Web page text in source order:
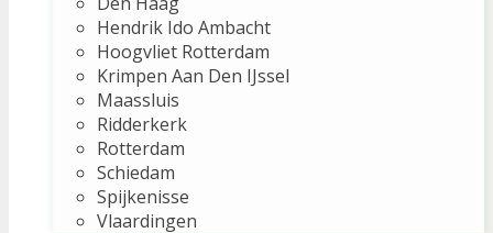
Hendrik Ido Ambacht
Hoogvliet Rotterdam
Krimpen Aan Den IJssel
Maassluis
Ridderkerk
Rotterdam
Schiedam
Spijkenisse
Vlaardingen